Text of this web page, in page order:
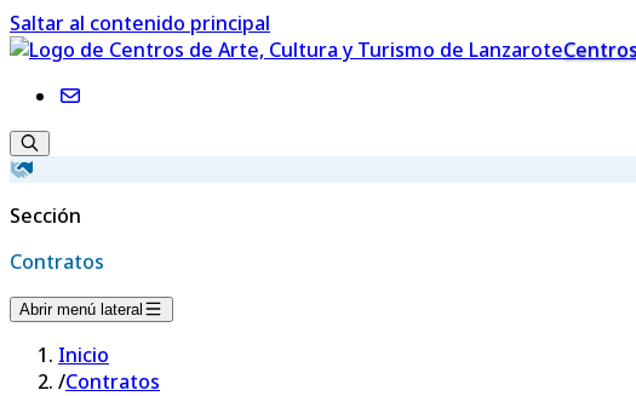
Saltar al contenido principal
Sección
Contratos
Abrir menú lateral
Inicio
/Contratos